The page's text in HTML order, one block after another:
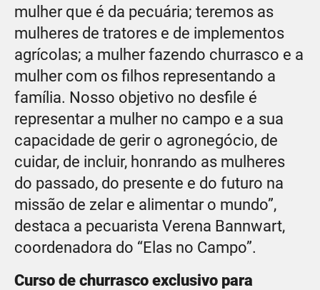
mulher que é da pecuária; teremos as
mulheres de tratores e de implementos
agrícolas; a mulher fazendo churrasco e a
mulher com os filhos representando a
família. Nosso objetivo no desfile é
representar a mulher no campo e a sua
capacidade de gerir o agronegócio, de
cuidar, de incluir, honrando as mulheres
do passado, do presente e do futuro na
missão de zelar e alimentar o mundo”,
destaca a pecuarista Verena Bannwart,
coordenadora do “Elas no Campo”.
Curso de churrasco exclusivo para